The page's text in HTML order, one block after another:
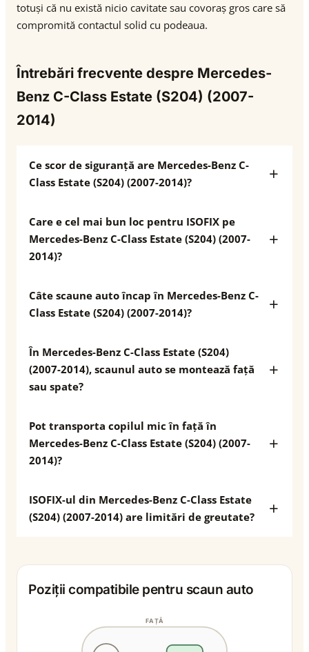
totuși că nu există nicio cavitate sau covoraș gros care să
compromită contactul solid cu podeaua.
Întrebări frecvente despre Mercedes-
Benz C-Class Estate (S204) (2007-
2014)
Ce scor de siguranță are Mercedes-Benz C-
Class Estate (S204) (2007-2014)?
Care e cel mai bun loc pentru ISOFIX pe
Mercedes-Benz C-Class Estate (S204) (2007-
2014)?
Câte scaune auto încap în Mercedes-Benz C-
Class Estate (S204) (2007-2014)?
În Mercedes-Benz C-Class Estate (S204)
(2007-2014), scaunul auto se montează față
sau spate?
Pot transporta copilul mic în față în
Mercedes-Benz C-Class Estate (S204) (2007-
2014)?
ISOFIX-ul din Mercedes-Benz C-Class Estate
(S204) (2007-2014) are limitări de greutate?
Poziții compatibile pentru scaun auto
FAȚĂ